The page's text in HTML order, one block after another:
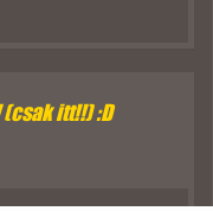
itt!!) :D